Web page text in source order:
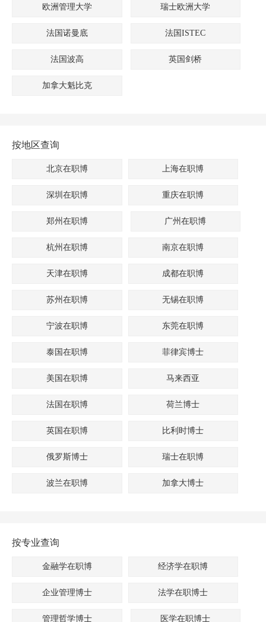
欧洲管理大学 瑞士欧洲大学
法国诺曼底 法国ISTEC
法国波高 英国剑桥
加拿大魁比克
按地区查询
北京在职博 上海在职博
深圳在职博 重庆在职博
郑州在职博 广州在职博
杭州在职博 南京在职博
天津在职博 成都在职博
苏州在职博 无锡在职博
宁波在职博 东莞在职博
泰国在职博 菲律宾博士
美国在职博 马来西亚
法国在职博 荷兰博士
英国在职博 比利时博士
俄罗斯博士 瑞士在职博
波兰在职博 加拿大博士
按专业查询
金融学在职博 经济学在职博
企业管理博士 法学在职博士
管理哲学博士 医学在职博士